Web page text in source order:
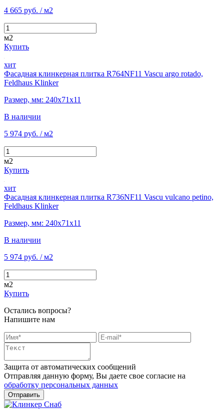
4 665 руб. / м2
м2
Купить
хит
Фасадная клинкерная плитка R764NF11 Vascu argo rotado,
Feldhaus Klinker
Размер, мм: 240х71х11
В наличии
5 974 руб. / м2
м2
Купить
хит
Фасадная клинкерная плитка R736NF11 Vascu vulcano petino,
Feldhaus Klinker
Размер, мм: 240х71х11
В наличии
5 974 руб. / м2
м2
Купить
Остались вопросы?
Напишите нам
Защита от автоматических сообщений
Отправляя данную форму, Вы даете свое согласие на
обработку персональных данных